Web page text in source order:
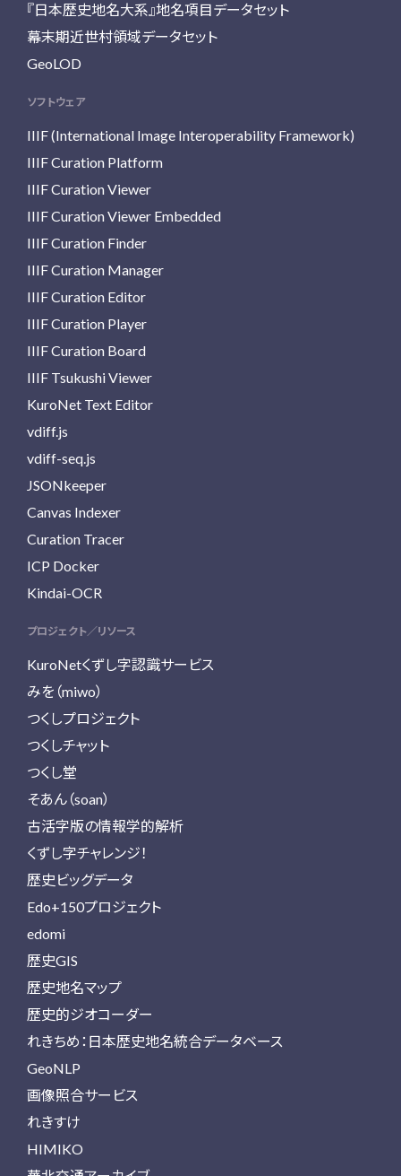
『日本歴史地名大系』地名項目データセット
幕末期近世村領域データセット
GeoLOD
ソフトウェア
IIIF (International Image Interoperability Framework)
IIIF Curation Platform
IIIF Curation Viewer
IIIF Curation Viewer Embedded
IIIF Curation Finder
IIIF Curation Manager
IIIF Curation Editor
IIIF Curation Player
IIIF Curation Board
IIIF Tsukushi Viewer
KuroNet Text Editor
vdiff.js
vdiff-seq.js
JSONkeeper
Canvas Indexer
Curation Tracer
ICP Docker
Kindai-OCR
プロジェクト／リソース
KuroNetくずし字認識サービス
みを（miwo）
つくしプロジェクト
つくしチャット
つくし堂
そあん（soan）
古活字版の情報学的解析
くずし字チャレンジ！
歴史ビッグデータ
Edo+150プロジェクト
edomi
歴史GIS
歴史地名マップ
歴史的ジオコーダー
れきちめ：日本歴史地名統合データベース
GeoNLP
画像照合サービス
れきすけ
HIMIKO